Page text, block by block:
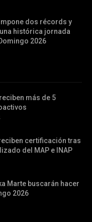
dos récords y
histórica jornada
2026
más de 5
certificación tras
del MAP e INAP
Marte buscarán hacer
2026